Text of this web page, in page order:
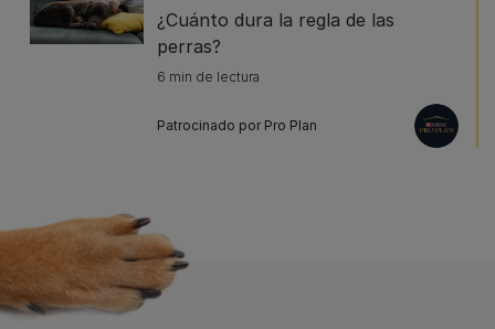
¿Cuánto dura la regla de las
perras?
6 min de lectura
Patrocinado por Pro Plan